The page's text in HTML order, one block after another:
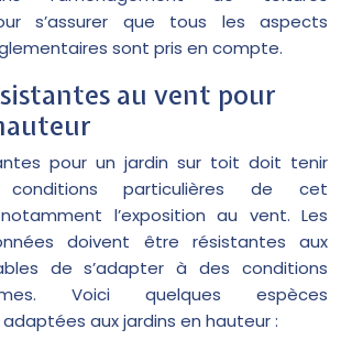
s’assurer que tous les aspects
sont pris en compte.
au vent pour
pour un jardin sur toit doit tenir
particulières de cet
l’exposition au vent. Les
doivent être résistantes aux
de s’adapter à des conditions
Voici quelques espèces
aux jardins en hauteur :